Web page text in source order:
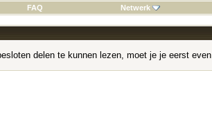
FAQ Netwerk
delen te kunnen lezen, moet je je eerst even